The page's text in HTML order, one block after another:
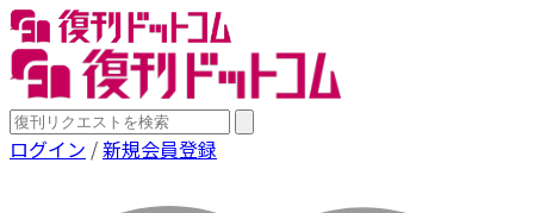
ログイン /新規会員登録